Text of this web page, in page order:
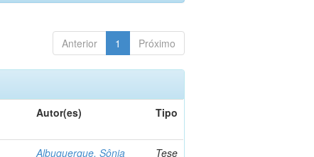
Anterior 1 Próximo
Autor(es) Tipo
Albuquerque, Sônia Tese